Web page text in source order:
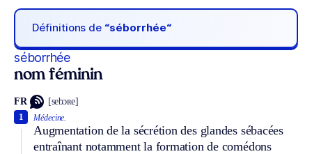
Définitions de “séborrhée“
séborrhée
nom féminin
FR [sebɔʀe]
Médecine.
Augmentation de la sécrétion des glandes sébacées
entraînant notamment la formation de comédons
1